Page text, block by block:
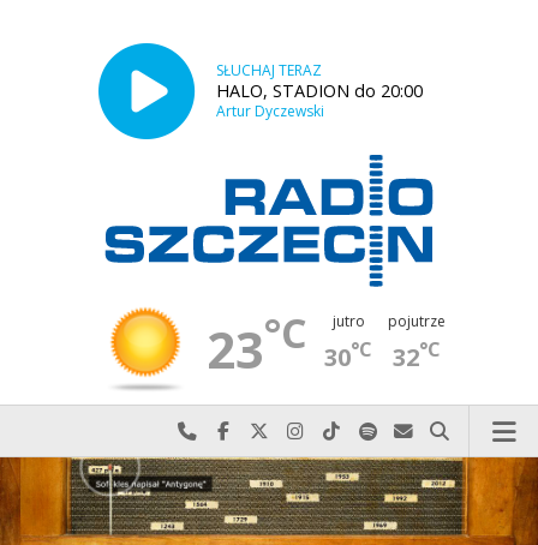
SŁUCHAJ TERAZ
HALO, STADION do 20:00
Artur Dyczewski
23°C jutro
30°C
pojutrze
32°C
Najlepiej po prostu do nas zadzwoń
Odwiedź nas na Facebook-u
Odwiedź nas na X
Odwiedź nas na Instagram-ie
Odwiedź nas na TikTok-u
Szukaj nas na Spotify
Wyślij do nas
Szukaj